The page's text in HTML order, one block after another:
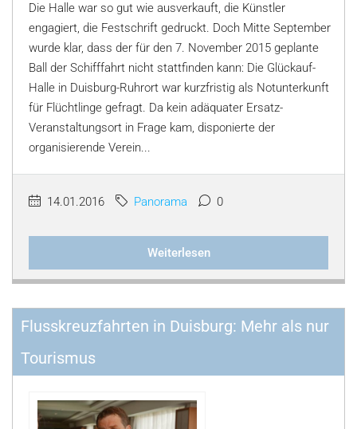
Die Halle war so gut wie ausverkauft, die Künstler
engagiert, die Festschrift gedruckt. Doch Mitte September
wurde klar, dass der für den 7. November 2015 geplante
Ball der Schifffahrt nicht stattfinden kann: Die Glückauf-
Halle in Duisburg-Ruhrort war kurzfristig als Notunterkunft
für Flüchtlinge gefragt. Da kein adäquater Ersatz-
Veranstaltungsort in Frage kam, disponierte der
organisierende Verein...
14.01.2016 Panorama 0
Weiterlesen
Flusskreuzfahrten in Duisburg: Mehr als nur
Tourismus